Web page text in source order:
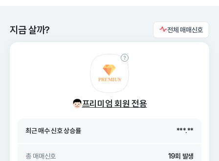
지금 살까? 전체 매매신호
프리미엄 회원 전용
26. 08/08
최근 매수 신호 상승률 ***.**
최근 매수 신호 ***.**
총 매매신호
19회 발생